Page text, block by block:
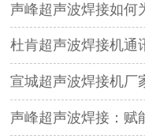
声峰超声波焊接如何
杜肯超声波焊接机通讯接
宣城超声波焊接机厂家，服务本
声峰超声波焊接：赋